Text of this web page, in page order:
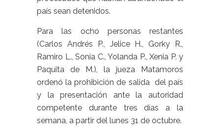
país sean detenidos.
Para las ocho personas restantes
(Carlos Andrés P., Jelice H., Gorky R.,
Ramiro L., Sonia C., Yolanda P., Xenia P. y
Paquita de M.), la jueza Matamoros
ordenó la prohibición de salida del país
y la presentación ante la autoridad
competente durante tres días a la
semana, a partir del lunes 31 de octubre.